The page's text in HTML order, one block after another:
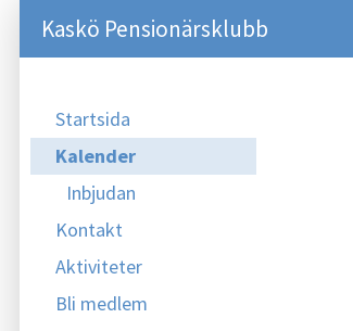
Kaskö Pensionärsklubb
Startsida
Kalender
Inbjudan
Kontakt
Aktiviteter
Bli medlem